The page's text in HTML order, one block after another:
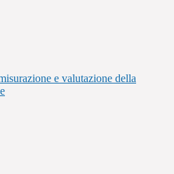
e valutazione della